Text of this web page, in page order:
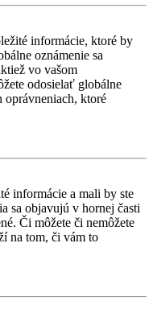
informácie, ktoré by
oznámenie sa
vo vašom
odosielať globálne
oprávneniach, ktoré
informácie a mali by ste
sa objavujú v hornej časti
Či môžete či nemôžete
na tom, či vám to